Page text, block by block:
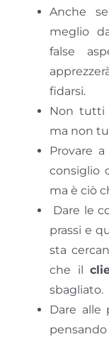
Anche
meglio
false
fidarsi.
Non tutti
ma non
Provare
consiglio
ma è ciò
Dare le
prassi e
sta
che il
sbagliato.
Dare alle